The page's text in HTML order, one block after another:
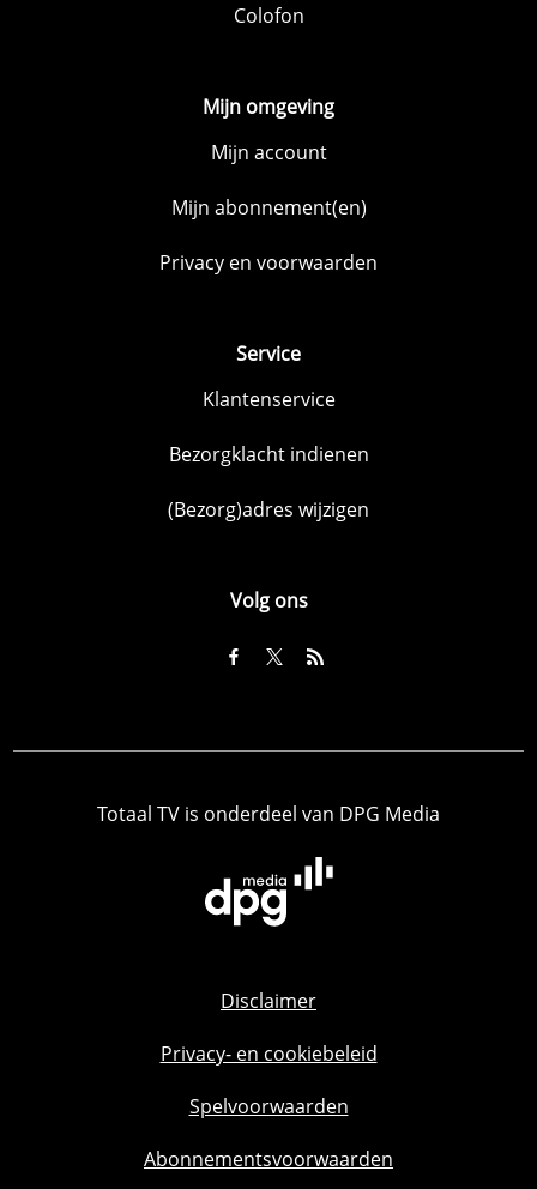
Colofon
Mijn omgeving
Mijn account
Mijn abonnement(en)
Privacy en voorwaarden
Service
Klantenservice
Bezorgklacht indienen
(Bezorg)adres wijzigen
Volg ons
Totaal TV is onderdeel van DPG Media
Disclaimer
Privacy- en cookiebeleid
Spelvoorwaarden
Abonnementsvoorwaarden